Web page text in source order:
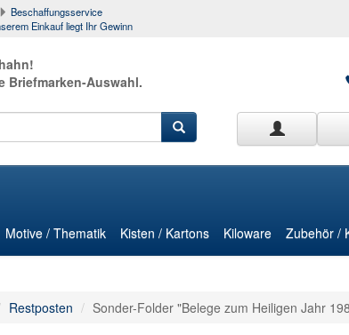
Beschaffungsservice
Einkauf liegt Ihr Gewinn
Briefmarken-Auswahl.
Motive / Thematik Kisten / Kartons Kiloware Zubehör /
Restposten Sonder-Folder "Belege zum Heiligen Jahr